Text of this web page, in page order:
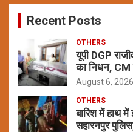
c
Recent Posts
OTHERS
यूपी DGP
का निधन, CM
August 6, 2026
OTHERS
बारिश में हाथ
सहारनपुर